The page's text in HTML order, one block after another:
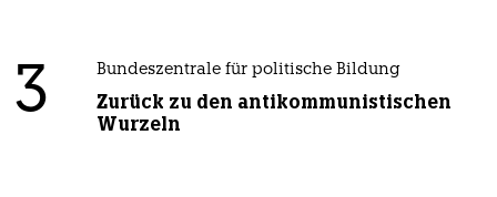
3 Bundeszentrale für politische Bildung
Zurück zu den antikommunistischen
Wurzeln